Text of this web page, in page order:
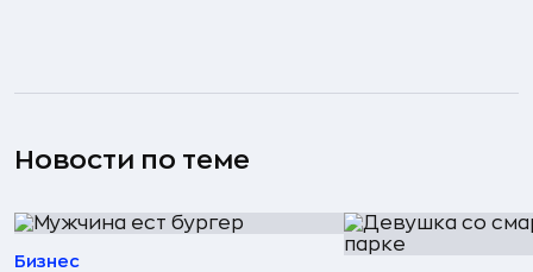
Новости по теме
Бизнес